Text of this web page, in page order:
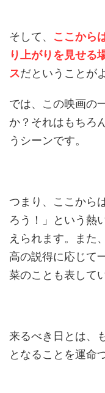
そして、 ここから
り上がりを見せる
スだということが
では、この映画の
か？それはもちろ
うシーンです。
つまり、ここから
ろう！」という熱
えられます。また
高の説得に応じて
菜のことも表して
来るべき日とは、
となることを運命